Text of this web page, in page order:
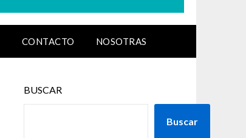
CONTACTO NOSOTRAS
BUSCAR
Buscar